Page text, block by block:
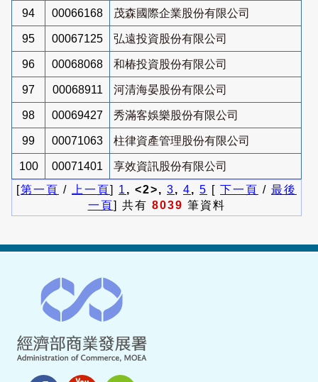
94 00066168 茂森國際企業股份有限公司
95 00067125 弘遠投資股份有限公司
96 00068068 和椿投資股份有限公司
97 00068911 河清海晏股份有限公司
98 00069427 秀滿客娛樂股份有限公司
99 00071063 柱律資產管理股份有限公司
100 00071401
享效資訊股份有限公司
[第一頁 / 上一頁] 1 , <2>, 3, 4, 5 [ 下一頁 / 最後
一頁] 共有 8039 筆資料